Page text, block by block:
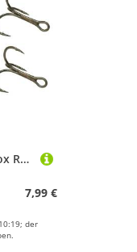
Fox Rage Drillingshaken Fox Rage Drillinge Powerpoint Treble Hook Haken - 5 Drillingshaken
7,99 €
der